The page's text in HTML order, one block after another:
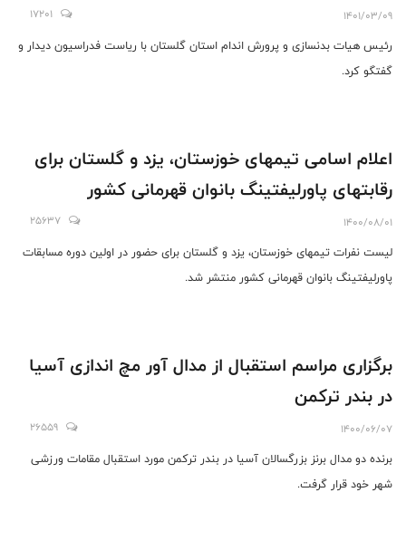
1401/03/09
17201
رئیس هیات بدنسازی و پرورش اندام استان گلستان با ریاست فدراسیون دیدار و
گفتگو کرد.
اعلام اسامی تیمهای خوزستان، یزد و گلستان برای
رقابتهای پاورلیفتینگ بانوان قهرمانی کشور
1400/08/01
25637
لیست نفرات تیمهای خوزستان، یزد و گلستان برای حضور در اولین دوره مسابقات
پاورلیفتینگ بانوان قهرمانی کشور منتشر شد.
برگزاری مراسم استقبال از مدال آور مچ اندازی آسیا
در بندر ترکمن
1400/06/07
26559
برنده دو مدال برنز بزرگسالان آسیا در بندر ترکمن مورد استقبال مقامات ورزشی
شهر خود قرار گرفت.